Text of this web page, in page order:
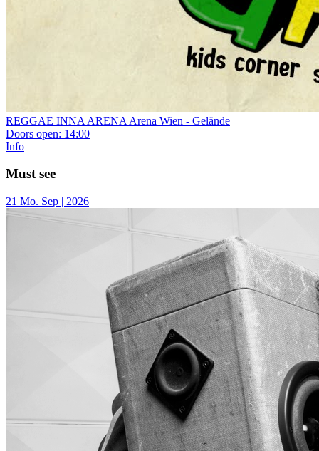
REGGAE INNA ARENA Arena Wien - Gelände
Doors open: 14:00
Info
Must see
21 Mo. Sep | 2026